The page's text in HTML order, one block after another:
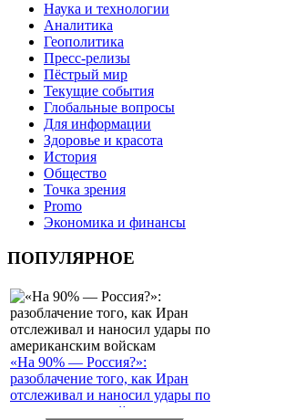
Наука и технологии
Аналитика
Геополитика
Пресс-релизы
Пёстрый мир
Текущие события
Глобальные вопросы
Для информации
Здоровье и красота
История
Общество
Точка зрения
Promo
Экономика и финансы
ПОПУЛЯРНОЕ
«На 90% — Россия?»:
разоблачение того, как Иран
отслеживал и наносил удары по
американским войскам